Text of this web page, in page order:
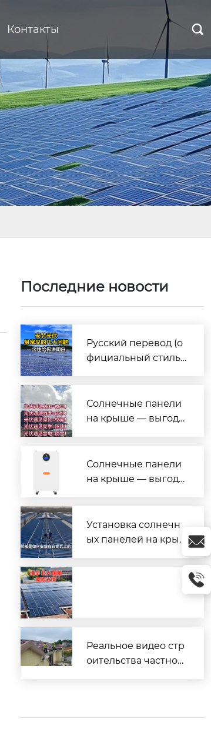
Контакты 
Последние новости
Русский перевод (о
фициальный стиль,
ошюры)
Солнечные панели
на крыше — выгода
Солнечные панели
на крыше — выгода
Установка солнечн
ых панелей на кры
(металлочерепицы)
Реальное видео стр
оительства частног